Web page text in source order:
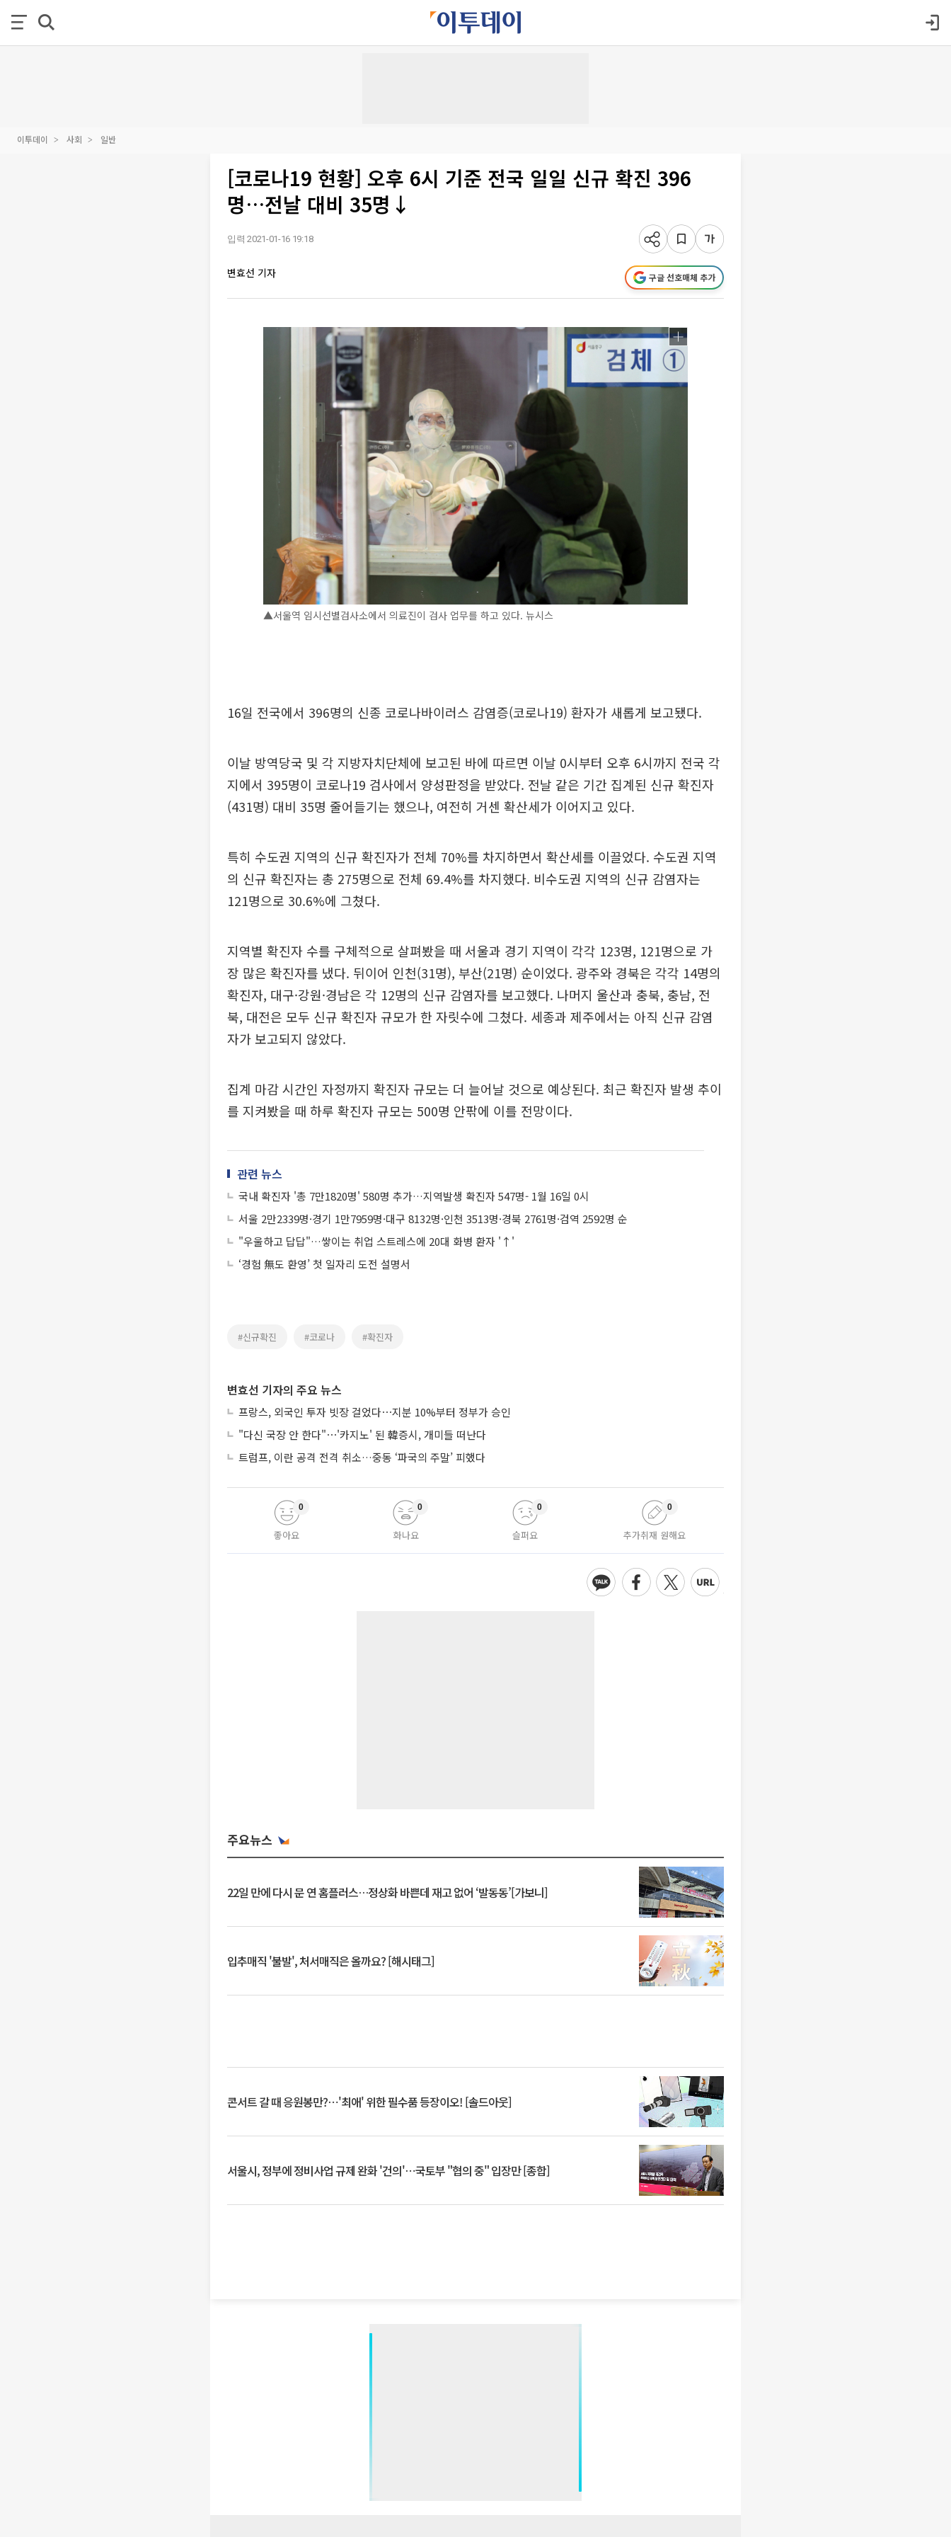
이투데이 사회 일반
[코로나19 현황] 오후 6시 기준 전국 일일 신규 확진 396
명…전날 대비 35명↓
입력 2021-01-16 19:18
변효선 기자 구글 선호매체 추가
▲서울역 임시선별검사소에서 의료진이 검사 업무를 하고 있다. 뉴시스
16일 전국에서 396명의 신종 코로나바이러스 감염증(코로나19) 환자가 새롭게 보고됐다.
이날 방역당국 및 각 지방자치단체에 보고된 바에 따르면 이날 0시부터 오후 6시까지 전국 각
지에서 395명이 코로나19 검사에서 양성판정을 받았다. 전날 같은 기간 집계된 신규 확진자
(431명) 대비 35명 줄어들기는 했으나, 여전히 거센 확산세가 이어지고 있다.
특히 수도권 지역의 신규 확진자가 전체 70%를 차지하면서 확산세를 이끌었다. 수도권 지역
의 신규 확진자는 총 275명으로 전체 69.4%를 차지했다. 비수도권 지역의 신규 감염자는
121명으로 30.6%에 그쳤다.
지역별 확진자 수를 구체적으로 살펴봤을 때 서울과 경기 지역이 각각 123명, 121명으로 가
장 많은 확진자를 냈다. 뒤이어 인천(31명), 부산(21명) 순이었다. 광주와 경북은 각각 14명의
확진자, 대구·강원·경남은 각 12명의 신규 감염자를 보고했다. 나머지 울산과 충북, 충남, 전
북, 대전은 모두 신규 확진자 규모가 한 자릿수에 그쳤다. 세종과 제주에서는 아직 신규 감염
자가 보고되지 않았다.
집계 마감 시간인 자정까지 확진자 규모는 더 늘어날 것으로 예상된다. 최근 확진자 발생 추이
를 지켜봤을 때 하루 확진자 규모는 500명 안팎에 이를 전망이다.
관련 뉴스
국내 확진자 '총 7만1820명' 580명 추가…지역발생 확진자 547명- 1월 16일 0시
서울 2만2339명·경기 1만7959명·대구 8132명·인천 3513명·경북 2761명·검역 2592명 순
"우울하고 답답"…쌓이는 취업 스트레스에 20대 화병 환자 '↑'
‘경험 無도 환영’ 첫 일자리 도전 설명서
#신규확진 #코로나 #확진자
변효선 기자의 주요 뉴스
프랑스, 외국인 투자 빗장 걸었다⋯지분 10%부터 정부가 승인
"다신 국장 안 한다"⋯'카지노' 된 韓증시, 개미들 떠난다
트럼프, 이란 공격 전격 취소…중동 ‘파국의 주말’ 피했다
좋아요
0
화나요
0
슬퍼요
0
추가취재 원해요
0
주요뉴스
22일 만에 다시 문 연 홈플러스…정상화 바쁜데 재고 없어 ‘발동동’[가보니]
입추매직 '불발', 처서매직은 올까요? [해시태그]
콘서트 갈 때 응원봉만?⋯'최애' 위한 필수품 등장이오! [솔드아웃]
서울시, 정부에 정비사업 규제 완화 '건의'⋯국토부 "협의 중" 입장만 [종합]